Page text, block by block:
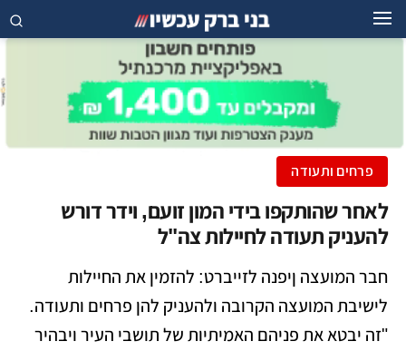
פרחים ותעודה
לאחר שהותקפו בידי המון זועם, וידר דורש
להעניק תעודה לחיילות צה"ל
חבר המועצה ןיפנה לזייברט: להזמין את החיילות
לישיבת המועצה הקרובה ולהעניק להן פרחים ותעודה.
"זה יבטא את פניהם האמיתיות של תושבי העיר ויבהיר